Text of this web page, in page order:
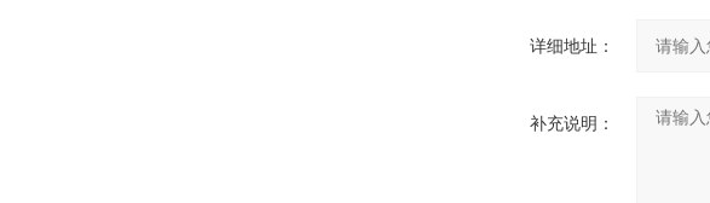
详细地址：
补充说明：